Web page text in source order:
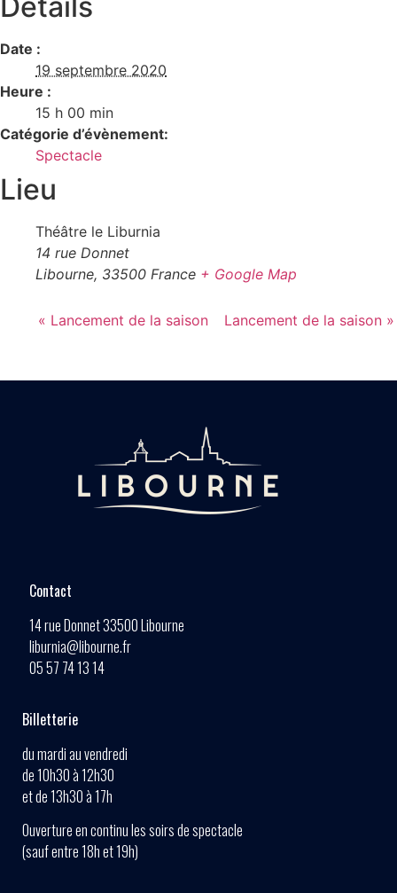
Détails
Date :
19 septembre 2020
Heure :
15 h 00 min
Catégorie d’évènement:
Spectacle
Lieu
Théâtre le Liburnia
14 rue Donnet
Libourne, 33500 France + Google Map
« Lancement de la saison Lancement de la saison »
Contact
14 rue Donnet 33500 Libourne
liburnia@libourne.fr
05 57 74 13 14
Billetterie
du mardi au vendredi
de 10h30 à 12h30
et de 13h30 à 17h
Ouverture en continu les soirs de spectacle
(sauf entre 18h et 19h)